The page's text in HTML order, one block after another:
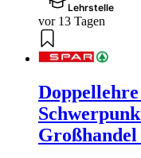
Lehrstelle
vor 13 Tagen